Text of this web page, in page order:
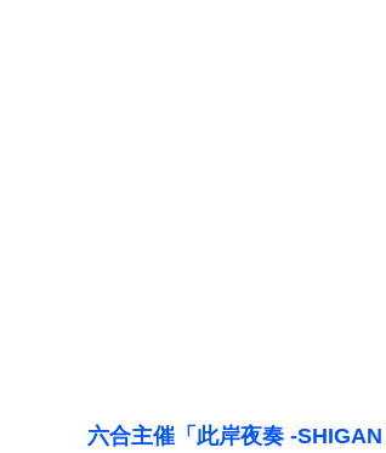
六合主催「此岸夜奏 -